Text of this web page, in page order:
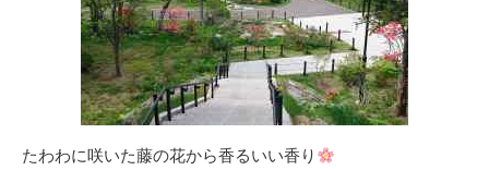
たわわに咲いた藤の花から香るいい香り